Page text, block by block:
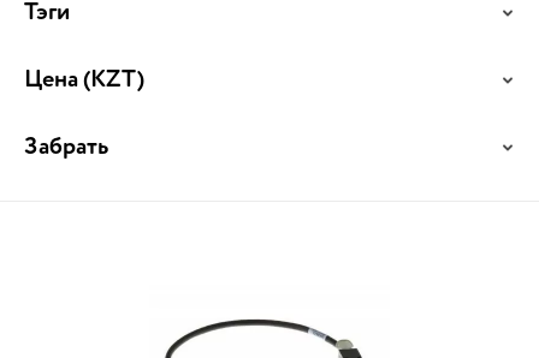
Тэги
Цена(KZT)
Забрать